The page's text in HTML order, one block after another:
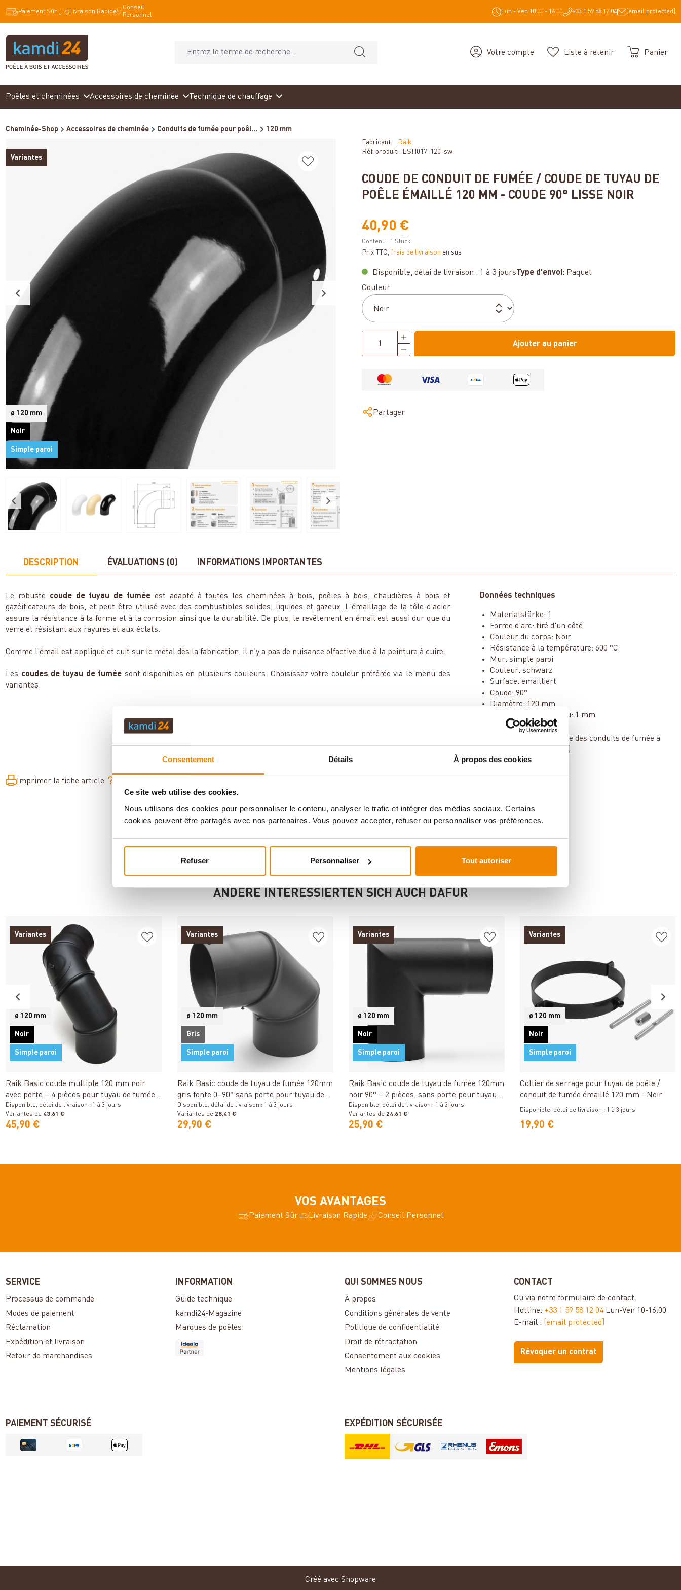
Consentement Détails À propos des cookies
Ce site web utilise des cookies.
Nous utilisons des cookies pour personnaliser le contenu, analyser le trafic et intégrer des médias sociaux. Certains
cookies peuvent être partagés avec nos partenaires. Vous pouvez accepter, refuser ou personnaliser vos préférences.
Refuser Personnaliser Tout autoriser
Passer à la navigation principale
Paiement Sûr Livraison Rapide
Conseil
Personnel
Lun - Ven 10:00 - 16:00 +33 1 59 58 12 04 [email protected]
Votre compte Liste à retenir Panier
Poêles et cheminées Accessoires de cheminée Technique de chauffage
Cheminée-Shop Accessoires de cheminée Conduits de fumée pour poêl... 120 mm
Variantes
ø 120 mm
Noir
Simple paroi
Fabricant:
Raik
Réf. produit : ESH017-120-sw
COUDE DE CONDUIT DE FUMÉE / COUDE DE TUYAU DE
POÊLE ÉMAILLÉ 120 MM - COUDE 90° LISSE NOIR
40,90 €
Contenu : 1 Stück
Prix TTC, frais de livraison en sus
Disponible, délai de livraison : 1 à 3 jours Type d'envoi: Paquet
Sélectionnez
Couleur
Ajouter au panier
Partager
DESCRIPTION ÉVALUATIONS (0) INFORMATIONS IMPORTANTES
Le robuste coude de tuyau de fumée est adapté à toutes les cheminées à bois, poêles à bois, chaudières à bois et
gazéificateurs de bois, et peut être utilisé avec des combustibles solides, liquides et gazeux. L'émaillage de la tôle d'acier
assure la résistance à la forme et à la corrosion ainsi que la durabilité. De plus, le revêtement en émail est aussi dur que du
verre et résistant aux rayures et aux éclats.
Comme l'émail est appliqué et cuit sur le métal dès la fabrication, il n'y a pas de nuisance olfactive due à la peinture à cuire.
Les coudes de tuyau de fumée sont disponibles en plusieurs couleurs. Choisissez votre couleur préférée via le menu des
variantes.
Données techniques
Materialstärke: 1
Forme d'arc: tiré d'un côté
Couleur du corps: Noir
Résistance à la température: 600 °C
Mur: simple paroi
Couleur: schwarz
Surface: emailliert
Coude: 90°
Diamètre: 120 mm
Épaisseur du matériau: 1 mm
Instructions de montage des conduits de fumée à
télécharger (pdf 0.9 Mb)
Imprimer la fiche article
ANDERE INTERESSIERTEN SICH AUCH DAFÜR
Variantes
ø 120 mm
Noir
Simple paroi
Détails
Raik Basic coude multiple 120 mm noir
avec porte – 4 pièces pour tuyau de fumée /
conduit de fumée
Disponible, délai de livraison : 1 à 3 jours
Variantes de 43,61 €
45,90 €
Variantes
ø 120 mm
Gris
Simple paroi
Raik Basic coude de tuyau de fumée 120mm
gris fonte 0–90° sans porte pour tuyau de
fumée / conduit de fumée
Disponible, délai de livraison : 1 à 3 jours
Variantes de 28,41 €
29,90 €
Variantes
ø 120 mm
Noir
Simple paroi
Raik Basic coude de tuyau de fumée 120mm
noir 90° – 2 pièces, sans porte pour tuyau
de fumée / conduit de fumée
Disponible, délai de livraison : 1 à 3 jours
Variantes de 24,61 €
25,90 €
Variantes
ø 120 mm
Noir
Simple paroi
Collier de serrage pour tuyau de poêle /
conduit de fumée émaillé 120 mm - Noir
Disponible, délai de livraison : 1 à 3 jours
19,90 €
VOS AVANTAGES
Paiement Sûr Livraison Rapide Conseil Personnel
SERVICE
Processus de commande
Modes de paiement
Réclamation
Expédition et livraison
Retour de marchandises
INFORMATION
Guide technique
kamdi24-Magazine
Marques de poêles
QUI SOMMES NOUS
À propos
Conditions générales de vente
Politique de confidentialité
Droit de rétractation
Consentement aux cookies
Mentions légales
CONTACT
Ou via notreformulaire de contact.
Hotline: +33 1 59 58 12 04 Lun-Ven 10-16:00
E-mail : [email protected]
Révoquer un contrat
PAIEMENT SÉCURISÉ EXPÉDITION SÉCURISÉE
Créé avec Shopware